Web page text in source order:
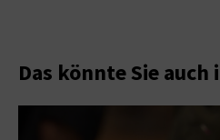
Das könnte Sie